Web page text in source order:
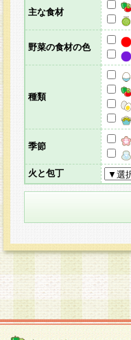
主な食材
野菜の食材の色
種類
季節
火と包丁